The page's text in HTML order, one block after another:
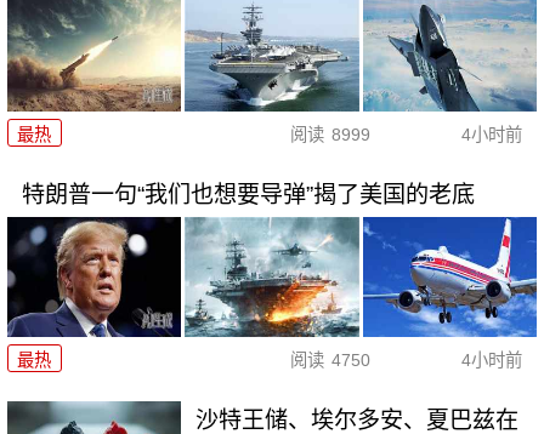
最热 阅读 8999 4小时前
特朗普一句“我们也想要导弹”揭了美国的老底
最热 阅读 4750 4小时前
沙特王储、埃尔多安、夏巴兹在